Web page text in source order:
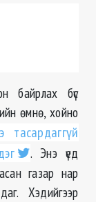
байрлах бүс
өмнө, хойно
. Энэ үед
газар нар
Хэдийгээр